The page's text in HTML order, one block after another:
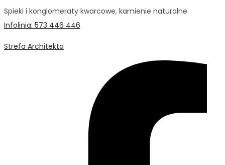
Spieki i konglomeraty kwarcowe, kamienie naturalne
Infolinia: 573 446 446
Strefa Architekta